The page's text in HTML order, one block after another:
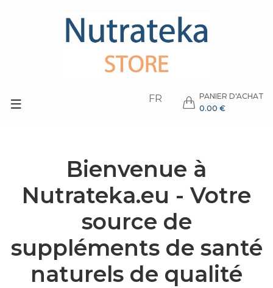
PANIER D'ACHAT
0.00 €
FR
Bienvenue à
Nutrateka.eu - Votre
source de
suppléments de santé
naturels de qualité